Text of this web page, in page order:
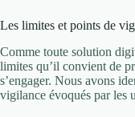
Les limites et points de
Comme toute solution
limites qu’il convient de
s’engager. Nous avons
vigilance évoqués par les